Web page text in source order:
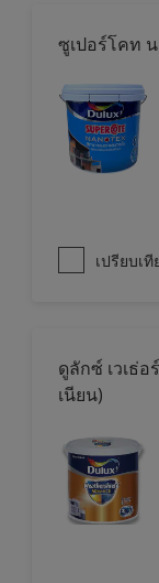
ซูเปอร์โคท
เปรียบเที
ดูลักซ์ เวเธ่
เนียน)